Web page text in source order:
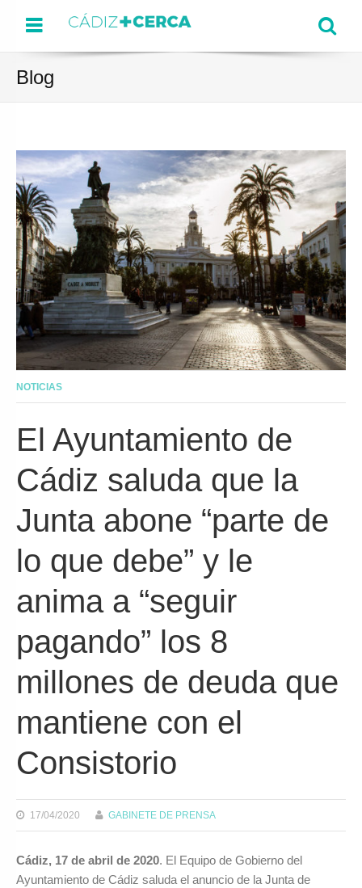
Menu
Blog
NOTICIAS
El Ayuntamiento de
Cádiz saluda que la
Junta abone “parte de
lo que debe” y le
anima a “seguir
pagando” los 8
millones de deuda que
mantiene con el
Consistorio
17/04/2020 GABINETE DE PRENSA
Cádiz, 17 de abril de 2020. El Equipo de Gobierno del
Ayuntamiento de Cádiz saluda el anuncio de la Junta de